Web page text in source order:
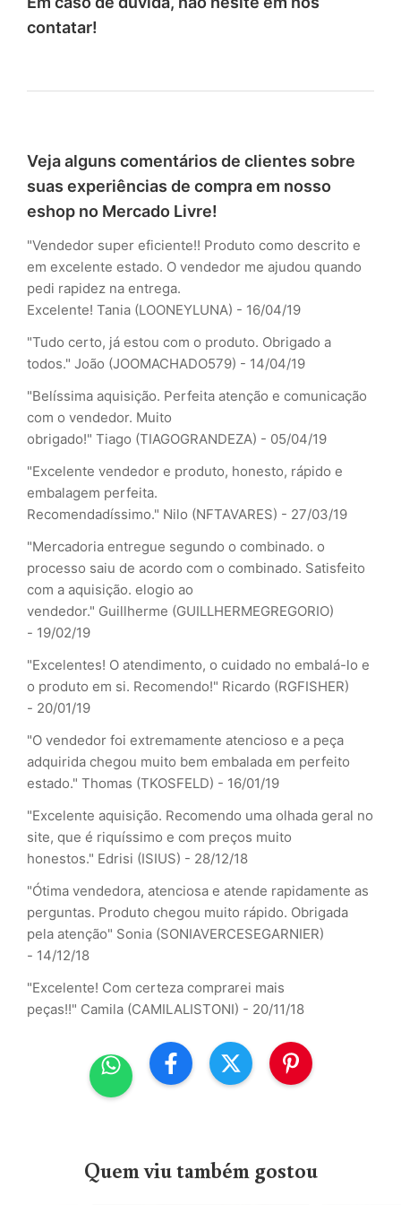
contatar!
Veja alguns comentários de clientes sobre
suas experiências de compra em nosso
eshop no Mercado Livre!
"Vendedor super eficiente!! Produto como descrito e
em excelente estado. O vendedor me ajudou quando
pedi rapidez na entrega.
Excelente! Tania (LOONEYLUNA) - 16/04/19
"Tudo certo, já estou com o produto. Obrigado a
todos." João (JOOMACHADO579) - 14/04/19
"Belíssima aquisição. Perfeita atenção e comunicação
com o vendedor. Muito
obrigado!" Tiago (TIAGOGRANDEZA) - 05/04/19
"Excelente vendedor e produto, honesto, rápido e
embalagem perfeita.
Recomendadíssimo." Nilo (NFTAVARES) - 27/03/19
"Mercadoria entregue segundo o combinado. o
processo saiu de acordo com o combinado. Satisfeito
com a aquisição. elogio ao
vendedor." Guillherme (GUILLHERMEGREGORIO)
- 19/02/19
"Excelentes! O atendimento, o cuidado no embalá-lo e
o produto em si. Recomendo!" Ricardo (RGFISHER)
- 20/01/19
"O vendedor foi extremamente atencioso e a peça
adquirida chegou muito bem embalada em perfeito
estado." Thomas (TKOSFELD) - 16/01/19
"Excelente aquisição. Recomendo uma olhada geral no
site, que é riquíssimo e com preços muito
honestos." Edrisi (ISIUS) - 28/12/18
"Ótima vendedora, atenciosa e atende rapidamente as
perguntas. Produto chegou muito rápido. Obrigada
pela atenção" Sonia (SONIAVERCESEGARNIER)
- 14/12/18
"Excelente! Com certeza comprarei mais
peças!!" Camila (CAMILALISTONI) - 20/11/18
Quem viu também gostou